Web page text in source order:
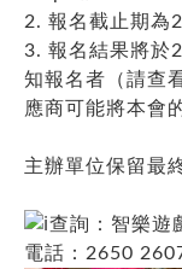
2. 報名截止期為
3. 報名結果將於
知報名者（請查
應商可能將本會
主辦單位保留最
查詢：智樂遊
電話：2650